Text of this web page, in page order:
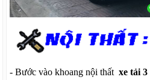
- Bước vào khoang nội thấtxe tải 3